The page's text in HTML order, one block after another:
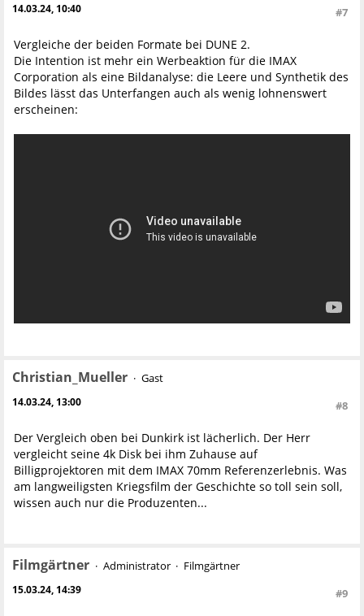
14.03.24, 10:40 #7
Vergleiche der beiden Formate bei DUNE 2.
Die Intention ist mehr ein Werbeaktion für die IMAX
Corporation als eine Bildanalyse: die Leere und Synthetik des
Bildes lässt das Unterfangen auch als wenig lohnenswert
erscheinen:
Christian_Mueller Gast
14.03.24, 13:00 #8
Der Vergleich oben bei Dunkirk ist lächerlich. Der Herr
vergleicht seine 4k Disk bei ihm Zuhause auf
Billigprojektoren mit dem IMAX 70mm Referenzerlebnis. Was
am langweiligsten Kriegsfilm der Geschichte so toll sein soll,
wissen auch nur die Produzenten...
Filmgärtner Administrator Filmgärtner
15.03.24, 14:39 #9